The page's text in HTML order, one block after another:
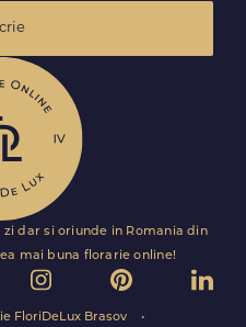
dar si oriunde in Romania din
mai buna florarie online!
FloriDeLux Brasov